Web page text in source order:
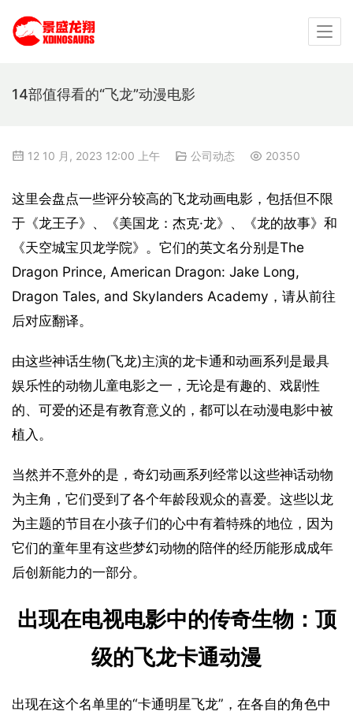
14部值得看的“飞龙”动漫电影
12 10 月, 2023 12:00 上午 公司动态 20350
这里会盘点一些评分较高的飞龙动画电影，包括但不限
于《龙王子》、《美国龙：杰克·龙》、《龙的故事》和
《天空城宝贝龙学院》。它们的英文名分别是The
Dragon Prince, American Dragon: Jake Long,
Dragon Tales, and Skylanders Academy，请从前往
后对应翻译。
由这些神话生物(飞龙)主演的龙卡通和动画系列是最具
娱乐性的动物儿童电影之一，无论是有趣的、戏剧性
的、可爱的还是有教育意义的，都可以在动漫电影中被
植入。
当然并不意外的是，奇幻动画系列经常以这些神话动物
为主角，它们受到了各个年龄段观众的喜爱。这些以龙
为主题的节目在小孩子们的心中有着特殊的地位，因为
它们的童年里有这些梦幻动物的陪伴的经历能形成成年
后创新能力的一部分。
出现在电视电影中的传奇生物：顶
级的飞龙卡通动漫
出现在这个名单里的“卡通明星飞龙”，在各自的角色中